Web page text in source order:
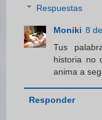
Respuestas
Moniki 8
Tus
historia no
anima a
Responder